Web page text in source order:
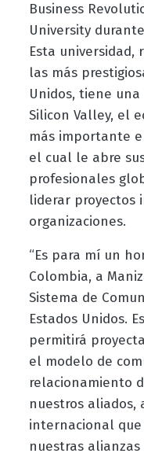
Business
University
Esta universidad,
las más
Unidos, tiene
Silicon Valley, el
más importante
el cual le abre
profesionales
liderar proyectos
organizaciones.
“Es para mí un
Colombia, a
Sistema de
Estados Unidos.
permitirá
el modelo de
relacionamiento
nuestros aliados,
internacional
nuestras alianzas